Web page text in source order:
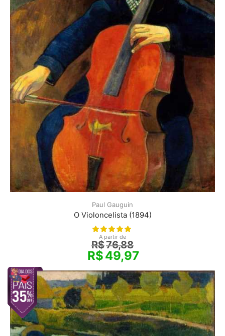
Paul Gauguin
O Violoncelista (1894)
A partir de
R$76,88
R$49,97